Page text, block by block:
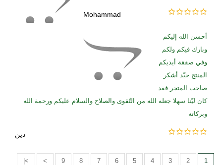
Mohammad
أحسن الله إليكم
وبارك فيكم ولكم
وفي صفقة أيديكم
المنتج جيّد أشكر
صاحب المتجر فقد
كان ليّنا سهلا جعله الله من التّقوى والصلاح والسلام عليكم ورحمة الله
وبركاته
دين
1
2
3
4
5
6
7
8
9
>
>|